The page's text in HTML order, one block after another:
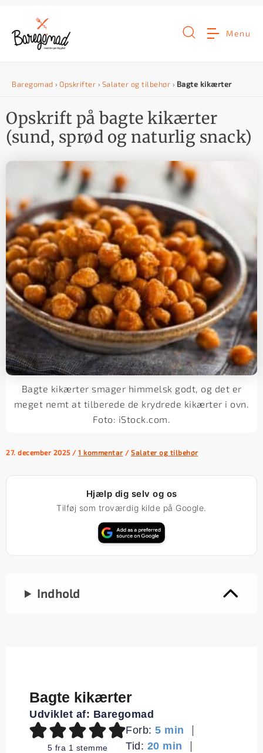
n
h
d
e
Menu
Baregomad › Opskrifter › Salater og tilbehør › Bagte kikærter
Opskrift på bagte kikærter
(sund, sprød og naturlig snack)
Bagte kikærter smager himmelsk godt, og det er
meget nemt at tilberede de krydrede kikærter i ovn.
Foto: iStock.com.
27. december 2025 / 1 kommentar / Salater og tilbehør
Hjælp dig selv og os
Tilføj som troværdig kilde på Google.
Indhold
Bagte kikærter
Udviklet af: Baregomad
5 fra 1 stemme
Forb:5minutter
min
Tid: 20minutter
min